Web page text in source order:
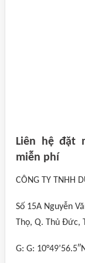
Liên hệ đặt
miễn phí
CÔNG TY TNHH
Số 15A Nguyễn
Thọ, Q. Thủ Đức,
G: G: